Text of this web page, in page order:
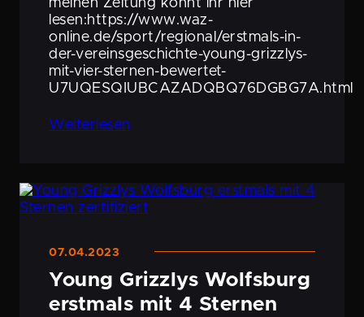
meinen Zeitung könnt ihr hier
lesen:https://www.waz-
online.de/sport/regional/erstmals-in-
der-vereinsgeschichte-young-grizzlys-
mit-vier-sternen-bewertet-
U7UQESQIUBCAZADQBQ76DGBG7A.html
Weiter­lesen
07.04.2023
Young Grizzlys Wolfsburg
erstmals mit 4 Sternen